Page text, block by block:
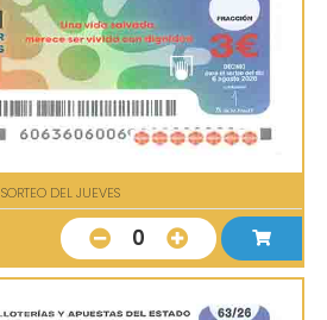
SORTEO DEL JUEVES
0